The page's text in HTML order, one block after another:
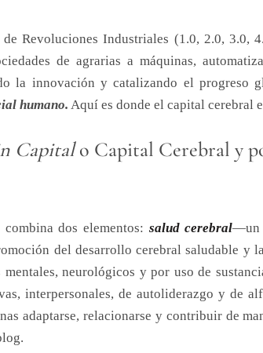
Revoluciones Industriales (1.0, 2.0, 3.0,
de agrarias a máquinas,
la innovación y catalizando el progreso
humano. Aquí es donde el capital cerebral
Capitalo Capital Cerebral y
combina dos elementos: salud cerebral—un
del desarrollo cerebral saludable y
mentales, neurológicos y por uso de
interpersonales, de autoliderazgo y de
adaptarse, relacionarse y contribuir de